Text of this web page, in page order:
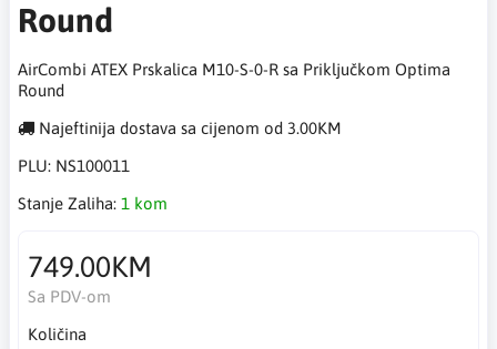
Round
AirCombi ATEX Prskalica M10-S-0-R sa Priključkom Optima
Round
Najeftinija dostava sa cijenom od 3.00KM
PLU: NS100011
Stanje Zaliha: 1 kom
749.00KM
Sa PDV-om
Količina